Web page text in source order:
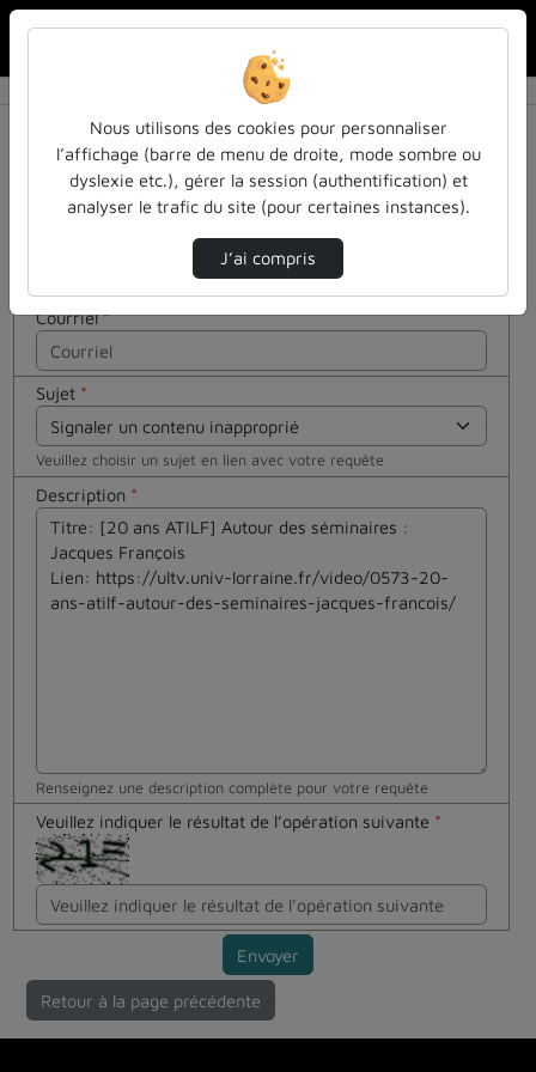
Contactez nous
Votre message
Courriel*
Sujet *
Veuillez choisir un sujet en lien avec votre requête
Description *
Renseignez une description complète pour votre requête
Veuillez indiquer le résultat de l’opération suivante *
Cocher
cette case
si vous êtes
un humain
Envoyer
Retour à la page précédente
Nous utilisons des cookies pour personnaliser
l’affichage (barre de menu de droite, mode sombre ou
dyslexie etc.), gérer la session (authentification) et
analyser le trafic du site (pour certaines instances).
J’ai compris